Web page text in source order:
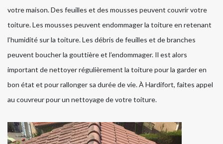
votre maison. Des feuilles et des mousses peuvent couvrir votre
toiture. Les mousses peuvent endommager la toiture en retenant
l’humidité sur la toiture. Les débris de feuilles et de branches
peuvent boucher la gouttière et l’endommager. Il est alors
important de nettoyer régulièrement la toiture pour la garder en
bon état et pour rallonger sa durée de vie. À Hardifort, faites appel
au couvreur pour un nettoyage de votre toiture.